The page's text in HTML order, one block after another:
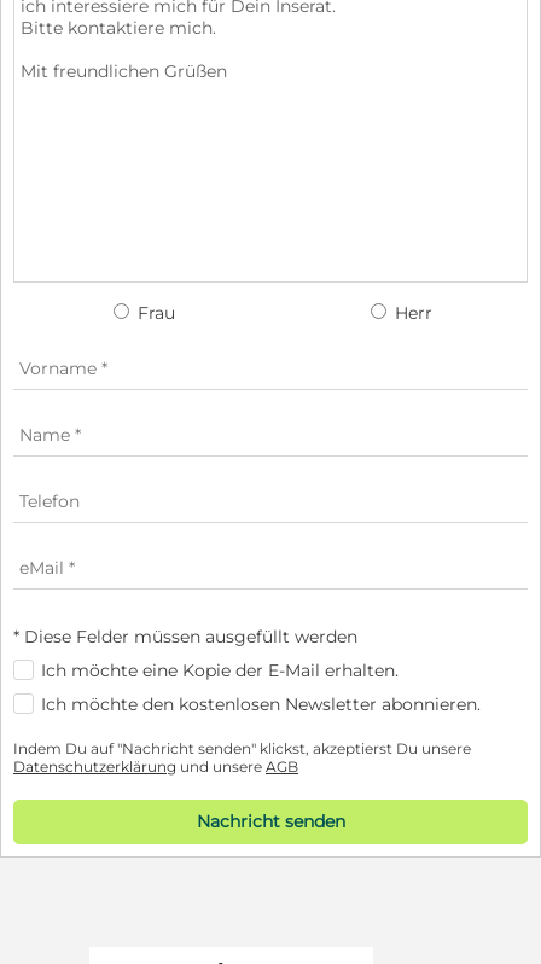
Frau Herr
* Diese Felder müssen ausgefüllt werden
Ich möchte eine Kopie der E-Mail erhalten.
Ich möchte den kostenlosen Newsletter abonnieren.
Indem Du auf "Nachricht senden" klickst, akzeptierst Du unsere
Datenschutzerklärung und unsere AGB
Nachricht senden